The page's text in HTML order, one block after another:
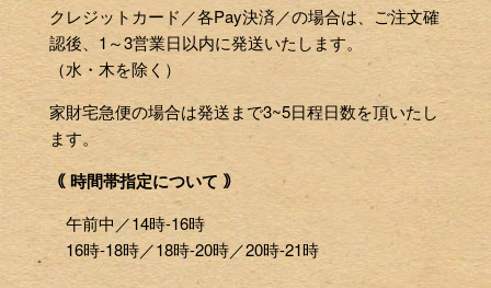
クレジットカード／各Pay決済／の場合は、ご注文確
認後、1～3営業日以内に発送いたします。
（水・木を除く）
家財宅急便の場合は発送まで3~5日程日数を頂いたし
ます。
｟ 時間帯指定について ｠
午前中／14時-16時
16時-18時／18時-20時／20時-21時